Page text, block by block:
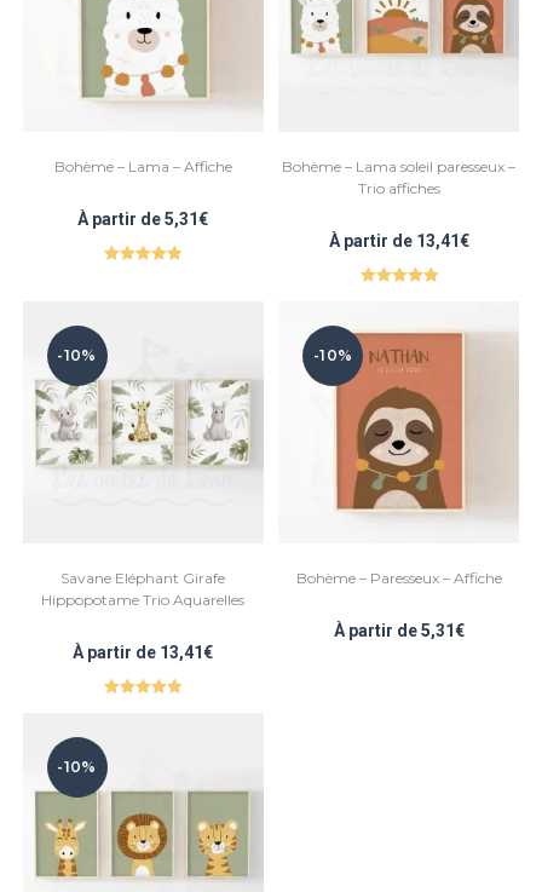
Bohème – Lama – Affiche
À partir de5,31€
Bohème – Lama soleil paresseux –
Trio affiches
À partir de 13,41€
-10%
Savane Eléphant Girafe
Hippopotame Trio Aquarelles
À partir de 13,41€
-10%
Bohème – Paresseux – Affiche
À partir de5,31€
-10%